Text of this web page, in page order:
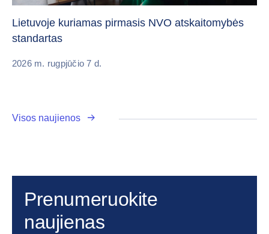
Lietuvoje kuriamas pirmasis NVO atskaitomybės
standartas
2026 m. rugpjūčio 7 d.
Visos naujienos
Prenumeruokite
naujienas